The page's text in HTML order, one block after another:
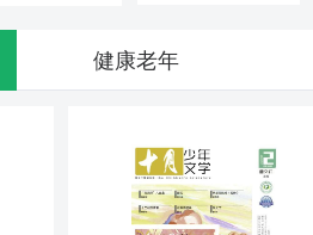
健康老年